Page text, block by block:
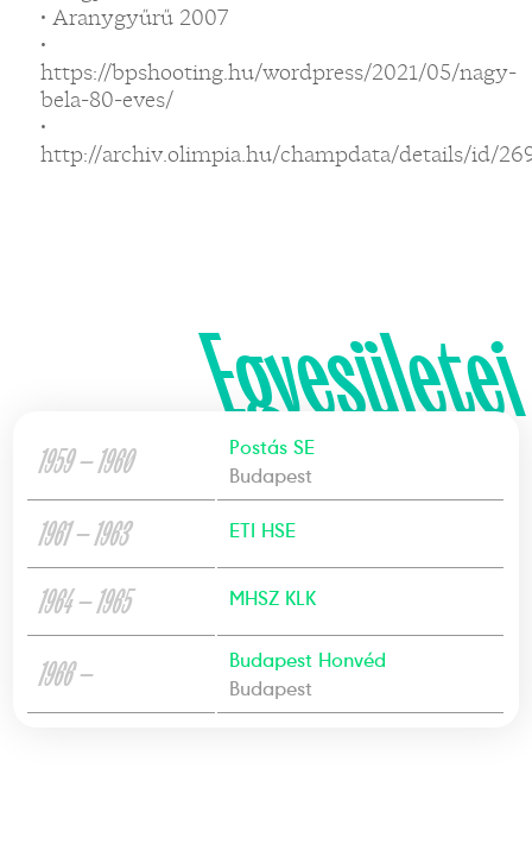
• Aranygyűrű 2007
•
https://bpshooting.hu/wordpress/2021/05/nagy-
bela-80-eves/
•
http://archiv.olimpia.hu/champdata/details/id/
Egyesületei
1959 — 1960
Postás SE
Budapest
1961 — 1963 ETI HSE
1964 — 1965 MHSZ KLK
1966 —
Budapest Honvéd
Budapest